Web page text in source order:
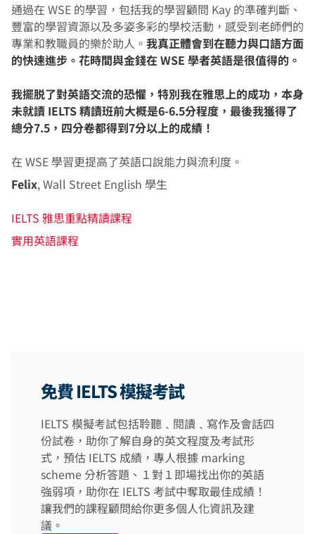
通過在 WSE 的學習，包括我的學習顧問 Kay 的準確判斷、
豐富的學習資源以及多姿多彩的學校活動，感受到老師們的
專業和教職員的樂於助人。 我真正體會到在聽力與口語方面
的快速進步。花時間與金錢在 WSE 學者英語是很值得的。
我擺脱了對英語交流的恐懼，特別我在雅思上的成功，本身
未就讀 IELTS 精讀班前大概是6-6.5分程度，最後我獲得了
總分7.5，四分卷都得到7分以上的成績！
在 WSE 學習更提高了英語口說能力與流利度。
Felix, Wall Street English 學生
IELTS 雅思重點精讀課程
實用英語課程
免費 IELTS 模擬考試
IELTS 模擬考試包括聆聽﹑閱讀﹑寫作及會話四
份試卷，助你了解自身的英文程度及考試形
式，預估 IELTS 成績，專人根據 marking
scheme 分析答題、１對１即場找出你的英語
強弱項，助你在 IELTS 考試中奪取最佳成績！
讓我們的課程顧問給你更多個人化資訊及建
議。